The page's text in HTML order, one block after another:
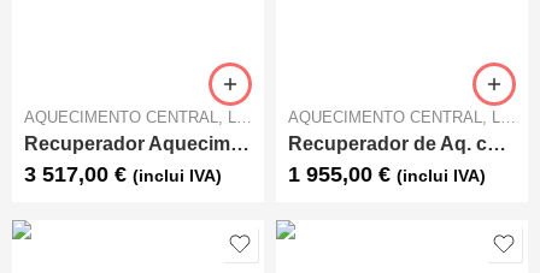
AQUECIMENTO CENTRAL, LENHA
Recuperador Aquecimento Central A+ DEFRO HOME NAVI SM
3 517,00 € (inclui IVA)
AQUECIMENTO CENTRAL, LENHA
Recuperador de Aq. central C&A Chama W4 700
1 955,00 € (inclui IVA)